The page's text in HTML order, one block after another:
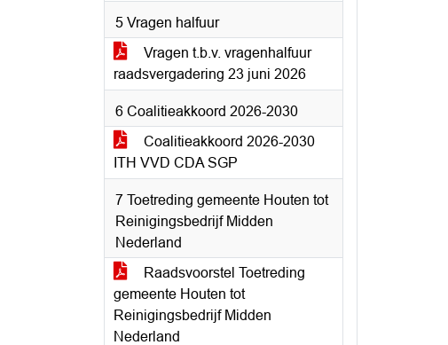
5 Vragen halfuur
Vragen t.b.v. vragenhalfuur
raadsvergadering 23 juni 2026
6 Coalitieakkoord 2026-2030
Coalitieakkoord 2026-2030
ITH VVD CDA SGP
7 Toetreding gemeente Houten tot
Reinigingsbedrijf Midden
Nederland
Raadsvoorstel Toetreding
gemeente Houten tot
Reinigingsbedrijf Midden
Nederland